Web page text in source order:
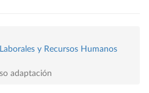
y Recursos Humanos
adaptación